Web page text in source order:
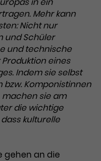
wie
eine Website
bei der Erstellung
über die
Website. Die
umfassen in
Form die Anzahl
Quelle, aus der sie
besuchten
1
Werbeklicks und
von
Google Ads-
Mehr kann
Nicht nur
und Schüler
und technische
eines
Indem sie selbst
Komponistinnen
machen sie am
die wichtige
kulturelle
gehen an die